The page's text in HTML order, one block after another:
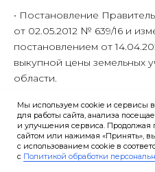
• Постановление
от 02.05.2012 № 639/16 и
постановлением от
выкупной цены земельных
области.
• Определение
307-ЭС22-14132 по делу №
выкупе не может быть
сохранять правовое
Мы используем cookie и сервисы
для работы сайта, анализа
и улучшения сервиса. Продолжая
сайтом или нажимая «Принять»,
с использованием cookie в
с Политикой обработки